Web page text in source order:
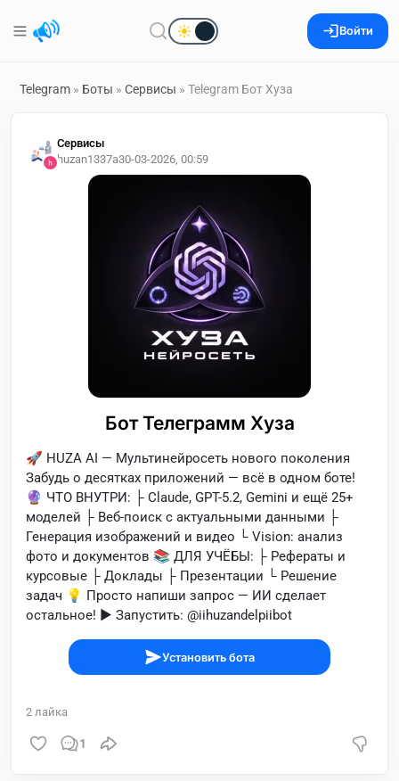
Войти
Telegram » Боты » Сервисы » Telegram Бот Хуза
Сервисы
huzan1337a30-03-2026, 00:59
Бот Телеграмм Хуза
🚀 HUZA AI — Мультинейросеть нового поколения
Забудь о десятках приложений — всё в одном боте!
🔮 ЧТО ВНУТРИ: ├ Claude, GPT-5.2, Gemini и ещё 25+
моделей ├ Веб-поиск с актуальными данными ├
Генерация изображений и видео └ Vision: анализ
фото и документов 📚 ДЛЯ УЧЁБЫ: ├ Рефераты и
курсовые ├ Доклады ├ Презентации └ Решение
задач 💡 Просто напиши запрос — ИИ сделает
остальное! ▶️ Запустить: @iihuzandelpiibot
Установить бота
2 лайка
1